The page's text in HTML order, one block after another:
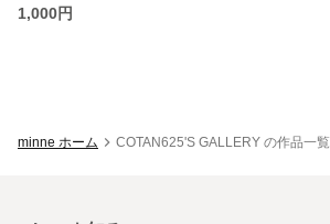
1,000円
minne ホーム COTAN625'S GALLERY の作品一覧